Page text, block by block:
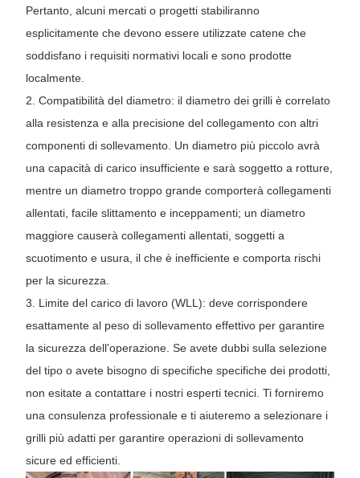
Pertanto, alcuni mercati o progetti stabiliranno
esplicitamente che devono essere utilizzate catene che
soddisfano i requisiti normativi locali e sono prodotte
localmente.
2. Compatibilità del diametro: il diametro dei grilli è correlato
alla resistenza e alla precisione del collegamento con altri
componenti di sollevamento. Un diametro più piccolo avrà
una capacità di carico insufficiente e sarà soggetto a rotture,
mentre un diametro troppo grande comporterà collegamenti
allentati, facile slittamento e inceppamenti; un diametro
maggiore causerà collegamenti allentati, soggetti a
scuotimento e usura, il che è inefficiente e comporta rischi
per la sicurezza.
3. Limite del carico di lavoro (WLL): deve corrispondere
esattamente al peso di sollevamento effettivo per garantire
la sicurezza dell'operazione. Se avete dubbi sulla selezione
del tipo o avete bisogno di specifiche specifiche dei prodotti,
non esitate a contattare i nostri esperti tecnici. Ti forniremo
una consulenza professionale e ti aiuteremo a selezionare i
grilli più adatti per garantire operazioni di sollevamento
sicure ed efficienti.